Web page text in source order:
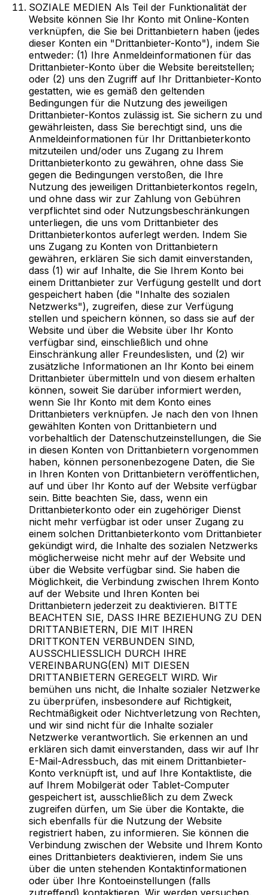
SOZIALE MEDIEN Als Teil der Funktionalität der
Website können Sie Ihr Konto mit Online-Konten
verknüpfen, die Sie bei Drittanbietern haben (jedes
dieser Konten ein "Drittanbieter-Konto"), indem Sie
entweder: (1) Ihre Anmeldeinformationen für das
Drittanbieter-Konto über die Website bereitstellen;
oder (2) uns den Zugriff auf Ihr Drittanbieter-Konto
gestatten, wie es gemäß den geltenden
Bedingungen für die Nutzung des jeweiligen
Drittanbieter-Kontos zulässig ist. Sie sichern zu und
gewährleisten, dass Sie berechtigt sind, uns die
Anmeldeinformationen für Ihr Drittanbieterkonto
mitzuteilen und/oder uns Zugang zu Ihrem
Drittanbieterkonto zu gewähren, ohne dass Sie
gegen die Bedingungen verstoßen, die Ihre
Nutzung des jeweiligen Drittanbieterkontos regeln,
und ohne dass wir zur Zahlung von Gebühren
verpflichtet sind oder Nutzungsbeschränkungen
unterliegen, die uns vom Drittanbieter des
Drittanbieterkontos auferlegt werden. Indem Sie
uns Zugang zu Konten von Drittanbietern
gewähren, erklären Sie sich damit einverstanden,
dass (1) wir auf Inhalte, die Sie Ihrem Konto bei
einem Drittanbieter zur Verfügung gestellt und dort
gespeichert haben (die "Inhalte des sozialen
Netzwerks"), zugreifen, diese zur Verfügung
stellen und speichern können, so dass sie auf der
Website und über die Website über Ihr Konto
verfügbar sind, einschließlich und ohne
Einschränkung aller Freundeslisten, und (2) wir
zusätzliche Informationen an Ihr Konto bei einem
Drittanbieter übermitteln und von diesem erhalten
können, soweit Sie darüber informiert werden,
wenn Sie Ihr Konto mit dem Konto eines
Drittanbieters verknüpfen. Je nach den von Ihnen
gewählten Konten von Drittanbietern und
vorbehaltlich der Datenschutzeinstellungen, die Sie
in diesen Konten von Drittanbietern vorgenommen
haben, können personenbezogene Daten, die Sie
in Ihren Konten von Drittanbietern veröffentlichen,
auf und über Ihr Konto auf der Website verfügbar
sein. Bitte beachten Sie, dass, wenn ein
Drittanbieterkonto oder ein zugehöriger Dienst
nicht mehr verfügbar ist oder unser Zugang zu
einem solchen Drittanbieterkonto vom Drittanbieter
gekündigt wird, die Inhalte des sozialen Netzwerks
möglicherweise nicht mehr auf der Website und
über die Website verfügbar sind. Sie haben die
Möglichkeit, die Verbindung zwischen Ihrem Konto
auf der Website und Ihren Konten bei
Drittanbietern jederzeit zu deaktivieren. BITTE
BEACHTEN SIE, DASS IHRE BEZIEHUNG ZU DEN
DRITTANBIETERN, DIE MIT IHREN
DRITTKONTEN VERBUNDEN SIND,
AUSSCHLIESSLICH DURCH IHRE
VEREINBARUNG(EN) MIT DIESEN
DRITTANBIETERN GEREGELT WIRD. Wir
bemühen uns nicht, die Inhalte sozialer Netzwerke
zu überprüfen, insbesondere auf Richtigkeit,
Rechtmäßigkeit oder Nichtverletzung von Rechten,
und wir sind nicht für die Inhalte sozialer
Netzwerke verantwortlich. Sie erkennen an und
erklären sich damit einverstanden, dass wir auf Ihr
E-Mail-Adressbuch, das mit einem Drittanbieter-
Konto verknüpft ist, und auf Ihre Kontaktliste, die
auf Ihrem Mobilgerät oder Tablet-Computer
gespeichert ist, ausschließlich zu dem Zweck
zugreifen dürfen, um Sie über die Kontakte, die
sich ebenfalls für die Nutzung der Website
registriert haben, zu informieren. Sie können die
Verbindung zwischen der Website und Ihrem Konto
eines Drittanbieters deaktivieren, indem Sie uns
über die unten stehenden Kontaktinformationen
oder über Ihre Kontoeinstellungen (falls
zutreffend) kontaktieren. Wir werden versuchen,